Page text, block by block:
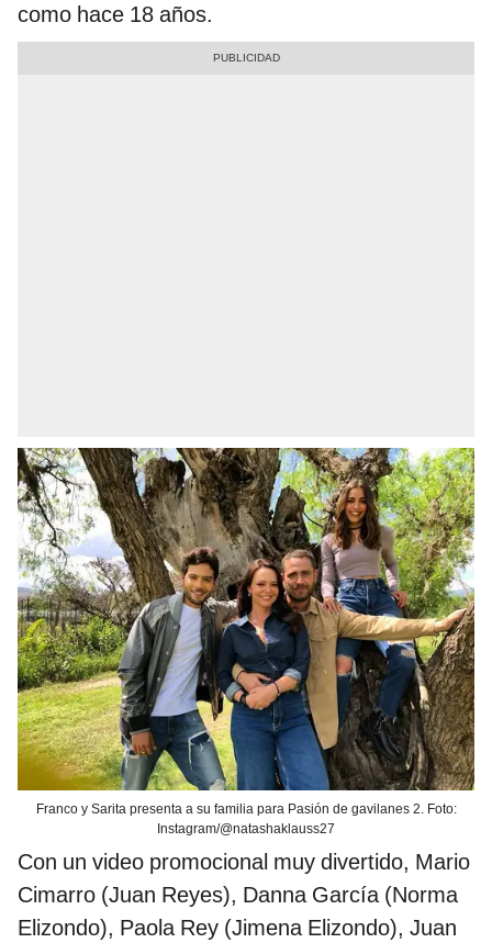
como hace 18 años.
Franco y Sarita presenta a su familia para Pasión de gavilanes 2. Foto:
Instagram/@natashaklauss27
Con un video promocional muy divertido, Mario
Cimarro (Juan Reyes), Danna García (Norma
Elizondo), Paola Rey (Jimena Elizondo), Juan